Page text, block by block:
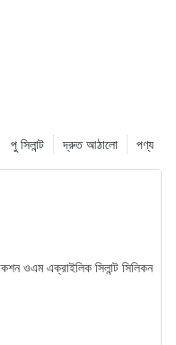
পণ্য
দ্রুত আঠালো
পু সিলান্ট